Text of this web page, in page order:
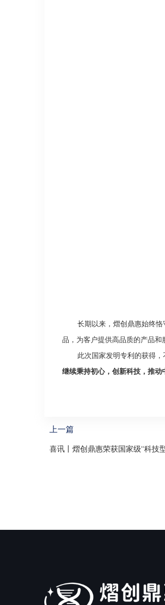
长期以来，熠创鼎惠始终恪
品，为客户提供高品质的产品和
此次国家发明专利的获得
继续秉持初心，创新科技，推动
上一篇
喜讯丨熠创鼎惠荣获国家级“科技